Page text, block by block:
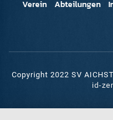
Verein Abteilungen
Copyright 2022 SV
id-